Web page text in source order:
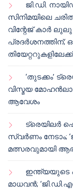
ജി.ഡി.
സിനിമയിലെ
വിന്റേജ് കാർ ലുലു
പ്രദർശനത്തിന്;
തിയേറ്ററുകളിലേക്ക്
‘തുടക്കം’
വിസ്മയ
ആവേശം
ട്രെയിലർ
സ്വർണം നേടാം;
മത്സരവുമായി
ഇന്ത്യയുടെ
മാധവൻ;